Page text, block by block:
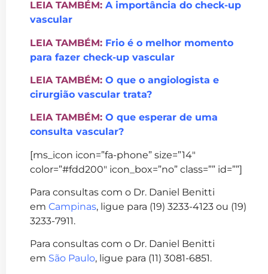
LEIA TAMBÉM: A importância do check-up
vascular
LEIA TAMBÉM: Frio é o melhor momento
para fazer check-up vascular
LEIA TAMBÉM: O que o angiologista e
cirurgião vascular trata?
LEIA TAMBÉM: O que esperar de uma
consulta vascular?
[ms_icon icon=”fa-phone” size=”14″
color=”#fdd200″ icon_box=”no” class=”” id=””]
Para consultas com o Dr. Daniel Benitti
em Campinas, ligue para (19) 3233-4123 ou (19)
3233-7911.
Para consultas com o Dr. Daniel Benitti
em São Paulo, ligue para (11) 3081-6851.